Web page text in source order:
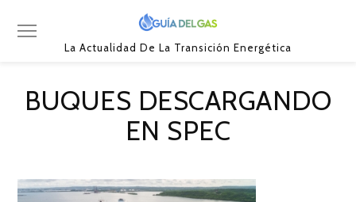
La Actualidad De La Transición Energética
BUQUES DESCARGANDO
EN SPEC